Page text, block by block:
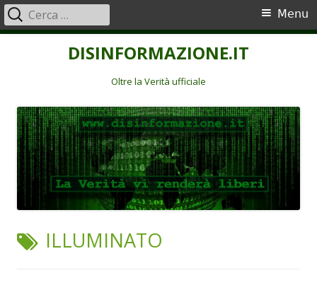
DISINFORMAZIONE.IT
Oltre la Verità ufficiale
Menu
principale
Menu
Ricerca
per:
TAG:
ILLUMINATO